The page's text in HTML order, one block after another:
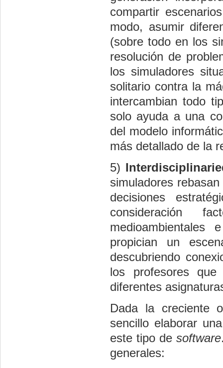
compartir
modo, asumir
(sobre todo en los
resolución de
los simuladores
solitario contra la
intercambian todo
solo ayuda a una
del modelo
más detallado de la
5)
simuladores
decisiones
consideración
medioambientales
propician un
descubriendo
los profesores
diferentes
Dada la creciente
sencillo elaborar
este tipo de software
generales: